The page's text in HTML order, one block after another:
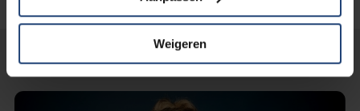
Weigeren
Lees verder...